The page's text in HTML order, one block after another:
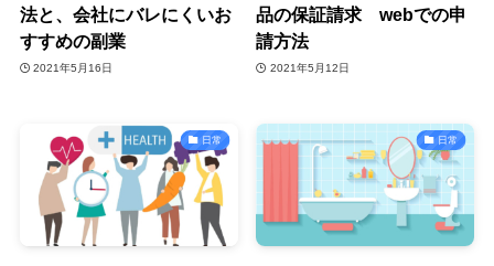
法と、会社にバレにくいお
すすめの副業
2021年5月16日
品の保証請求 webでの申
請方法
2021年5月12日
日常 日常